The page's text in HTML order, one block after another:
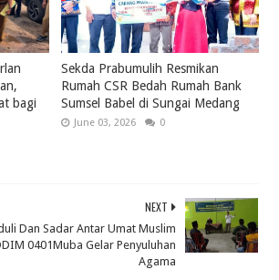
bagi
Sekda Prabumulih Resmikan
Rumah CSR Bedah Rumah Bank
Sumsel Babel di Sungai Medang
June 03, 2026 0
NEXT
Dan Sadar Antar Umat Muslim
0401Muba Gelar Penyuluhan
Agama